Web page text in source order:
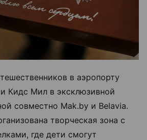
в аэропорту
Кидс Мил в эксклюзивной
совместно Mak.by и Belavia.
творческая зона с
где дети смогут